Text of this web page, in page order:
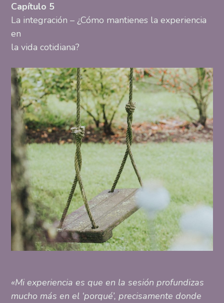
Capítulo 5
La integración – ¿Cómo mantienes la experiencia
en
la vida cotidiana?
«Mi experiencia es que en la sesión profundizas
mucho más en el ‘porqué’, precisamente donde